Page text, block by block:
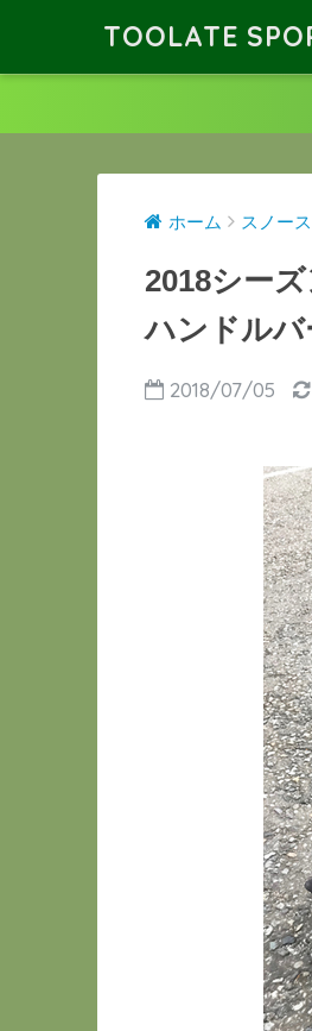
TOOLATE
ホーム スノー
2018シー
ハンドルバ
2018/07/05